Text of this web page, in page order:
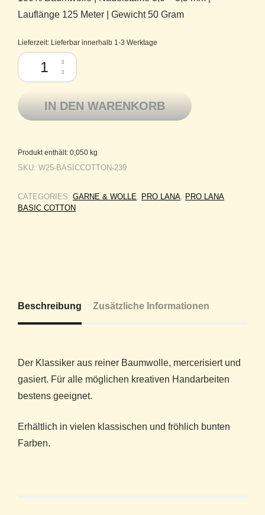
Lauflänge 125 Meter | Gewicht 50 Gram
Lieferzeit: Lieferbar innerhalb 1-3 Werktage
Pro Lana Baumwolle mercerisiert Basic Cotton 239 marsalarot Menge
IN DEN WARENKORB
Produkt enthält: 0,050 kg
SKU: W25-BASICCOTTON-239
CATEGORIES: GARNE & WOLLE, PRO LANA, PRO LANA
BASIC COTTON
Beschreibung Zusätzliche Informationen
Der Klassiker aus reiner Baumwolle, mercerisiert und
gasiert. Für alle möglichen kreativen Handarbeiten
bestens geeignet.
Erhältlich in vielen klassischen und fröhlich bunten
Farben.